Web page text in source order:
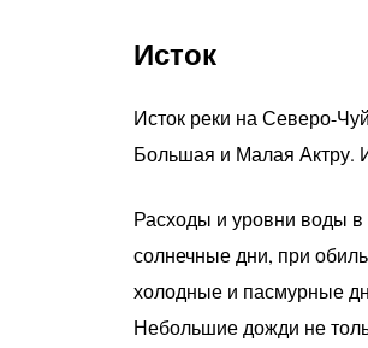
Исток
Исток реки на Северо-
Большая и Малая Актру.
Расходы и уровни воды
солнечные дни, при
холодные и пасмурные
Небольшие дожди не